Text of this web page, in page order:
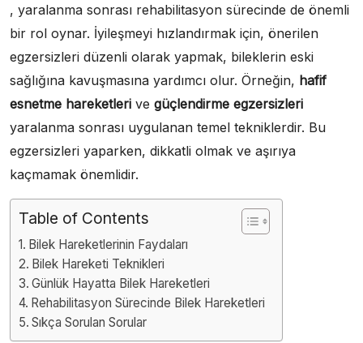
, yaralanma sonrası rehabilitasyon sürecinde de önemli
bir rol oynar. İyileşmeyi hızlandırmak için, önerilen
egzersizleri düzenli olarak yapmak, bileklerin eski
sağlığına kavuşmasına yardımcı olur. Örneğin, hafif
esnetme hareketleri ve güçlendirme egzersizleri
yaralanma sonrası uygulanan temel tekniklerdir. Bu
egzersizleri yaparken, dikkatli olmak ve aşırıya
kaçmamak önemlidir.
Table of Contents
Bilek Hareketlerinin Faydaları
Bilek Hareketi Teknikleri
Günlük Hayatta Bilek Hareketleri
Rehabilitasyon Sürecinde Bilek Hareketleri
Sıkça Sorulan Sorular